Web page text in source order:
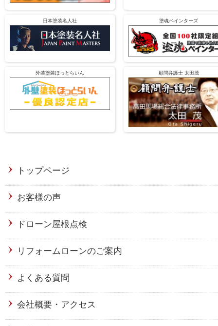
日本塗装名人社 塗魂ペインターズ
外装塗装ほっとらいん 顧問弁護士 太田茂
トップページ
お客様の声
ドローン屋根点検
リフォームローンのご案内
よくある質問
会社概要・アクセス